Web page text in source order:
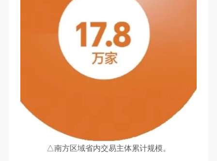
△南方区域省内交易主体累计规模。